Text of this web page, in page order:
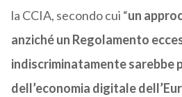
la CCIA, secondo cui “un
anziché un Regolamento
indiscriminatamente sarebbe
dell’economia digitale